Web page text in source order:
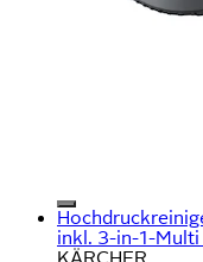
inkl. 3-in-1-
KÄRCHER